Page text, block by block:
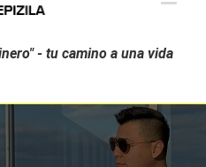
- tu camino a una vida